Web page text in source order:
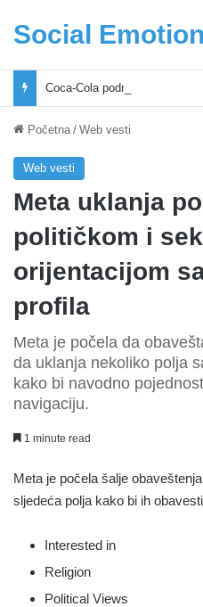
Social
Početna / Web vesti
Web vesti
Meta uklanja
političkom i
orijentacijom
profila
Meta je počela da
da uklanja nekoliko polja
kako bi navodno
navigaciju.
1 minute read
Meta je počela šalje
sljedeća polja kako bi ih
Interested in
Religion
Political Views